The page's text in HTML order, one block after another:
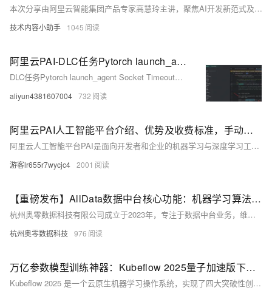
本次分享由阿里云智能集团产品专家高慧玲主讲，聚焦AI开发新范式及PAI模型构建平台的升级。分享分为四个部分，围绕“人人可用”和“面向生产”两大核心理念展开。通过降低AI工程化门槛、提供一站式全链路服务，PAI平台致力于帮助企业和开发者更高效地实现AI应用。案例展示中，介绍了多模态模型微调在文旅场景的应用，展示了如何快速复现并利用AI解决实际问题。最终目标是让AI技术更普及，赋能各行业，推动社会进步。
技术内容小助手 1045
阿里云PAI-DLC任务Pytorch launch_agent Socket Timeout问题源码分析
DLC任务Pytorch launch_agent Socket Timeout问题源码分析与解决方案
aliyun4381607004 732
阿里云PAI人工智能平台介绍、优势及收费标准，手动整理
阿里云人工智能平台PAI是面向开发者和企业的机器学习与深度学习工程平台，提供数据标注、模型构建、训练、部署及推理优化等全链路服务。内置140+优化算法，支持PyTorch、TensorFlow等多种框架，具备高性能训练与推理能力，适用于自动驾驶、金融风控、智能推荐、智慧医疗等多个行业场景。PAI提供零代码开发、可视化建模、大模型一键部署等功能，助力企业快速构建AI应用。支持多种购买方式，如按量付费、预付费等，满足不同业务需求。
游客lr655r7wycjc4 2001
【重磅发布】AllData数据中台核心功能：机器学习算法平台
杭州奥零数据科技有限公司成立于2023年，专注于数据中台业务，维护开源项目AllData并提供商业版解决方案。AllData提供数据集成、存储、开发、治理及BI展示等一站式服务，支持AI大模型应用，助力企业高效利用数据价值。
杭州奥零数据科技 976
万亿参数模型训练神器：Kubeflow 2025量子加速版下载与TPU集群配置详解
Kubeflow 2025 是一个云原生机器学习操作系统，实现了四大突破性创新：量子混合训练（支持经典-量子混合神经网络协同计算）、神经符号系统集成（融合深度学习与逻辑推理引擎）、边缘智能联邦（5G MEC节点自动弹性扩缩容）和因果可解释性框架（集成Pearl、DoWhy等工具链）。该平台通过混合计算架构、先进的硬件配置矩阵和量子增强型安装流程，提供了从基础设施预配置到核心组件安装和安全加固的完整部署方案。此外，Kubeflow 2025 还涵盖全生命周期开发实战案例、智能运维监控体系、安全与合规框架以及高阶调试技巧，帮助用户高效构建和管理复杂的机器学习项目。